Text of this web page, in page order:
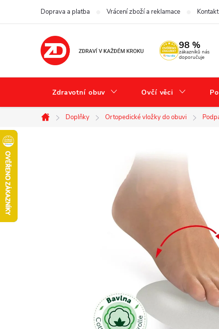
Doprava a platba Vrácení zboží a reklamace Kontakt
98 %
zákazníků nás
doporučuje
Zdravotní obuv Ovčí věci
Domů
Doplňky Ortopedické vložky do obuvi